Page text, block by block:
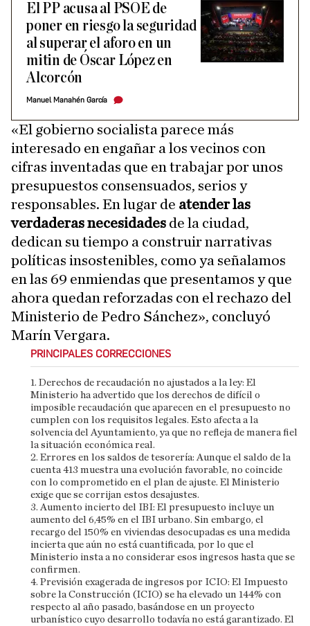
El PP acusa al PSOE de
poner en riesgo la seguridad
al superar el aforo en un
mitin de Óscar López en
Alcorcón
Manuel Manahén García
«El gobierno socialista parece más
interesado en engañar a los vecinos con
cifras inventadas que en trabajar por unos
presupuestos consensuados, serios y
responsables. En lugar de atender las
verdaderas necesidades de la ciudad,
dedican su tiempo a construir narrativas
políticas insostenibles, como ya señalamos
en las 69 enmiendas que presentamos y que
ahora quedan reforzadas con el rechazo del
Ministerio de Pedro Sánchez», concluyó
Marín Vergara.
PRINCIPALES CORRECCIONES
1. Derechos de recaudación no ajustados a la ley: El
Ministerio ha advertido que los derechos de difícil o
imposible recaudación que aparecen en el presupuesto no
cumplen con los requisitos legales. Esto afecta a la
solvencia del Ayuntamiento, ya que no refleja de manera fiel
la situación económica real.
2. Errores en los saldos de tesorería: Aunque el saldo de la
cuenta 413 muestra una evolución favorable, no coincide
con lo comprometido en el plan de ajuste. El Ministerio
exige que se corrijan estos desajustes.
3. Aumento incierto del IBI: El presupuesto incluye un
aumento del 6,45% en el IBI urbano. Sin embargo, el
recargo del 150% en viviendas desocupadas es una medida
incierta que aún no está cuantificada, por lo que el
Ministerio insta a no considerar esos ingresos hasta que se
confirmen.
4. Previsión exagerada de ingresos por ICIO: El Impuesto
sobre la Construcción (ICIO) se ha elevado un 144% con
respecto al año pasado, basándose en un proyecto
urbanístico cuyo desarrollo todavía no está garantizado. El